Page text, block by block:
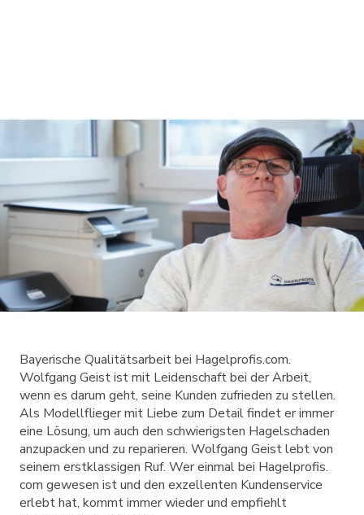
Bayerische Qualitätsarbeit bei Hagelprofis.com.
Wolfgang Geist ist mit Leidenschaft bei der Arbeit,
wenn es darum geht, seine Kunden zufrieden zu stellen.
Als Modellflieger mit Liebe zum Detail findet er immer
eine Lösung, um auch den schwierigsten Hagelschaden
anzupacken und zu reparieren. Wolfgang Geist lebt von
seinem erstklassigen Ruf. Wer einmal bei Hagelprofis.
com gewesen ist und den exzellenten Kundenservice
erlebt hat, kommt immer wieder und empfiehlt